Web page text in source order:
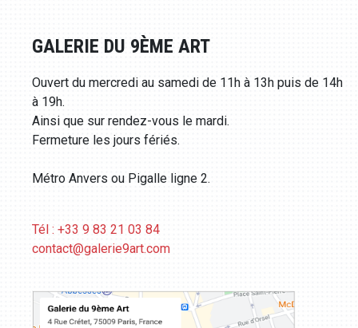
GALERIE DU 9ÈME ART
Ouvert du mercredi au samedi de 11h à 13h puis de 14h
à 19h.
Ainsi que sur rendez-vous le mardi.
Fermeture les jours fériés.
Métro Anvers ou Pigalle ligne 2.
Tél : +33 9 83 21 03 84
contact@galerie9art.com